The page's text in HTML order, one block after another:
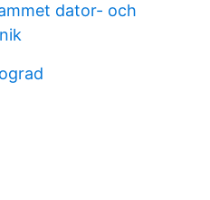
dator- och